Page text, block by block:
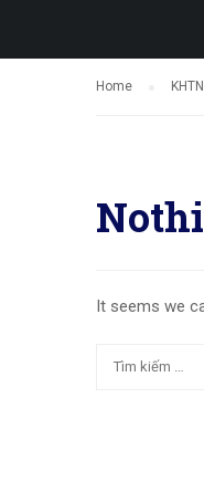
Home
It seems we